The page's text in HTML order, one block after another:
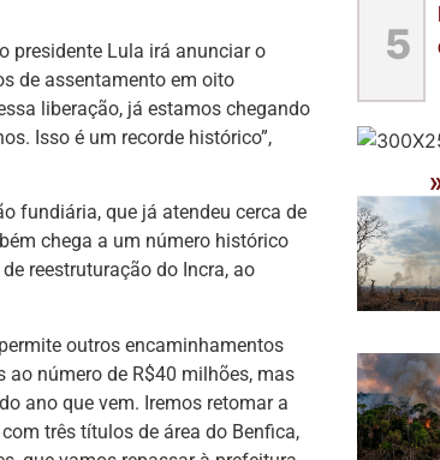
presidente Lula irá anunciar o
de assentamento em oito
liberação, já estamos chegando
Isso é um recorde histórico”,
fundiária, que já atendeu cerca de
chega a um número histórico
reestruturação do Incra, ao
outros encaminhamentos
ao número de R$40 milhões, mas
ano que vem. Iremos retomar a
três títulos de área do Benfica,
5